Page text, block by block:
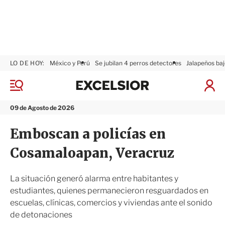
M
n
09 de Agosto de 2026
LO DE HOY: México y Perú Se jubilan 4 perros detectores Jalapeños
I
n
x
i
r
Emboscan a policías en
Cosamaloapan, Veracruz
La situación generó alarma entre habitantes y
estudiantes, quienes permanecieron resguardados en
escuelas, clínicas, comercios y viviendas ante el sonido
de detonaciones